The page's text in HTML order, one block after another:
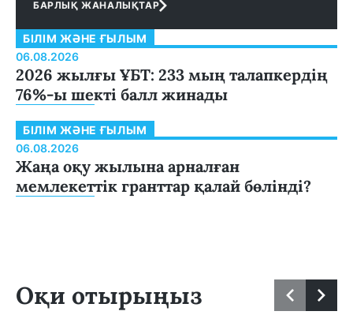
БАРЛЫҚ ЖАНАЛЫҚТАР
БІЛІМ ЖӘНЕ ҒЫЛЫМ
06.08.2026
2026 жылғы ҰБТ: 233 мың талапкердің
76%-ы шекті балл жинады
БІЛІМ ЖӘНЕ ҒЫЛЫМ
06.08.2026
Жаңа оқу жылына арналған
мемлекеттік гранттар қалай бөлінді?
Оқи отырыңыз